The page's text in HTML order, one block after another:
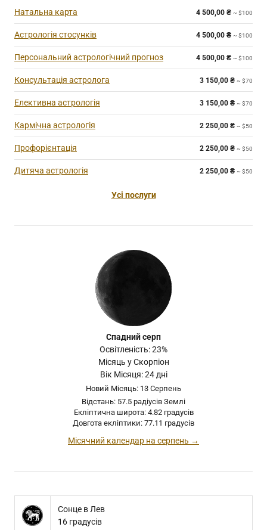
Натальна карта 4 500,00 ₴ ~ $100
Астрологія стосунків 4 500,00 ₴ ~ $100
Персональний астрологічний прогноз 4 500,00 ₴ ~ $100
Консультація астролога 3 150,00 ₴ ~ $70
Елективна астрологія 3 150,00 ₴ ~ $70
Кармічна астрологія 2 250,00 ₴ ~ $50
Профорієнтація 2 250,00 ₴ ~ $50
Дитяча астрологія 2 250,00 ₴ ~ $50
Усі послуги
Спадний серп
Освітленість: 23%
Місяць у Скорпіон
Вік Місяця: 24 дні
Новий Місяць: 13 Серпень
Відстань: 57.5 радіусів Землі
Екліптична широта: 4.82 градусів
Довгота екліптики: 77.11 градусів
Місячний календар на серпень →
Сонце в Лев
16 градусів